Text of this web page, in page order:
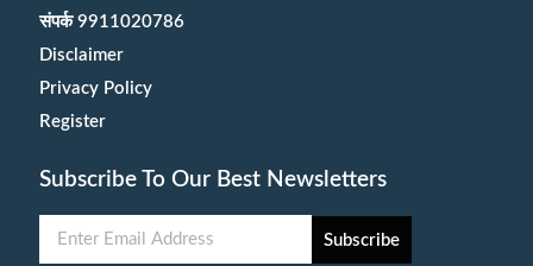
संपर्क 9911020786
Disclaimer
Privacy Policy
Register
Subscribe To Our Best Newsletters
Subscribe